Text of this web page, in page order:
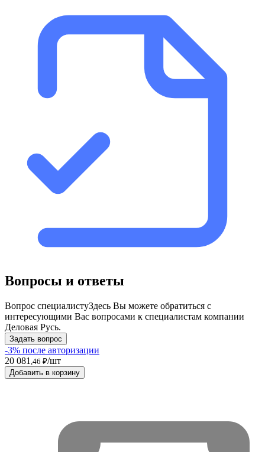
Вопросы и ответы
Вопрос специалистуЗдесь Вы можете обратиться с
интересующими Вас вопросами к специалистам компании
Деловая Русь.
Задать вопрос
-3% после авторизации
20 081 ,46 ₽/шт
Добавить в корзину